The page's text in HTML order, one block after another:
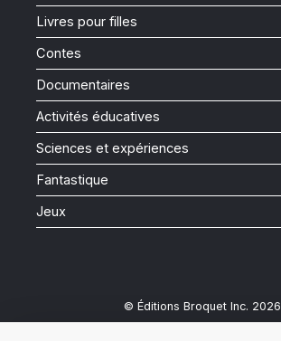
Livres pour filles
Contes
Documentaires
Activités éducatives
Sciences et expériences
Fantastique
Jeux
© Éditions Broquet Inc. 2026